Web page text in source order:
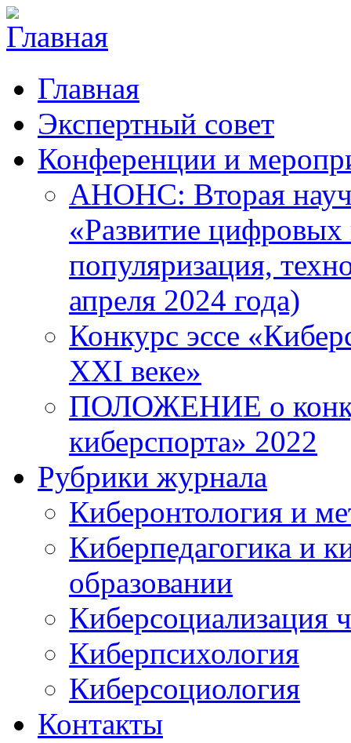
Главная
Экспертный совет
Конференции и
АНОНС: Вторая
«Развитие цифровых
популяризация,
апреля 2024 года)
Конкурс эссе
XXI веке»
ПОЛОЖЕНИЕ о
киберспорта» 2022
Рубрики журнала
Киберонтология и
Киберпедагогика и
образовании
Киберсоциализация
Киберпсихология
Киберсоциология
Контакты